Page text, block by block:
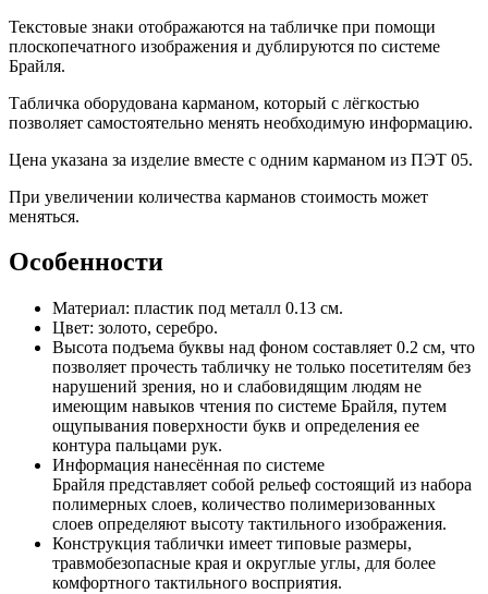
Текстовые знаки отображаются на табличке при помощи
плоскопечатного изображения и дублируются по системе
Брайля.
Табличка оборудована карманом, который с лёгкостью
позволяет самостоятельно менять необходимую информацию.
Цена указана за изделие вместе с одним карманом из ПЭТ 05.
При увеличении количества карманов стоимость может
меняться.
Особенности
Материал: пластик под металл 0.13 см.
Цвет: золото, серебро.
Высота подъема буквы над фоном составляет 0.2 см, что
позволяет прочесть табличку не только посетителям без
нарушений зрения, но и слабовидящим людям не
имеющим навыков чтения по системе Брайля, путем
ощупывания поверхности букв и определения ее
контура пальцами рук.
Информация нанесённая по системе
Брайля представляет собой рельеф состоящий из набора
полимерных слоев, количество полимеризованных
слоев определяют высоту тактильного изображения.
Конструкция таблички имеет типовые размеры,
травмобезопасные края и округлые углы, для более
комфортного тактильного восприятия.